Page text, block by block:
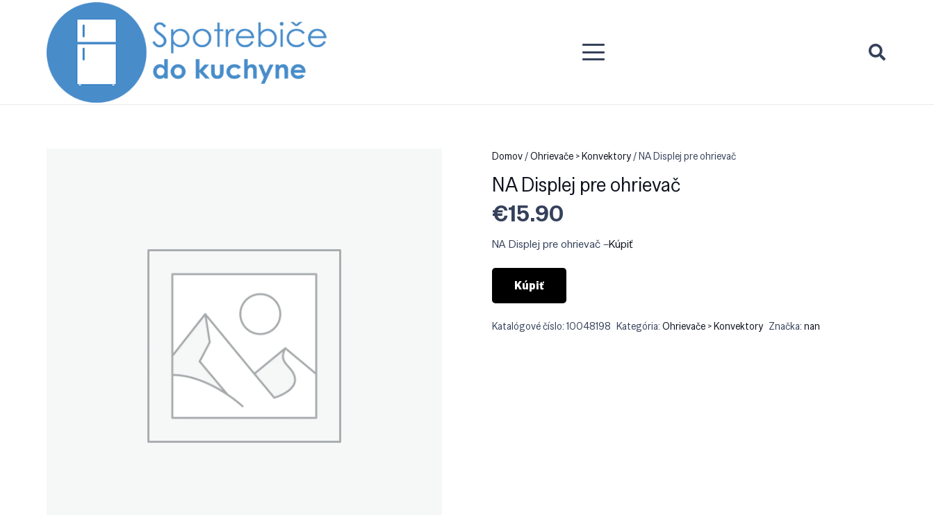
Domov/Ohrievače > Konvektory/ NA Displej pre ohrievač
NA Displej pre ohrievač
€15.90
NA Displej pre ohrievač –Kúpiť
Kúpiť
Katalógové číslo:10048198 Kategória:Ohrievače > Konvektory Značka: nan